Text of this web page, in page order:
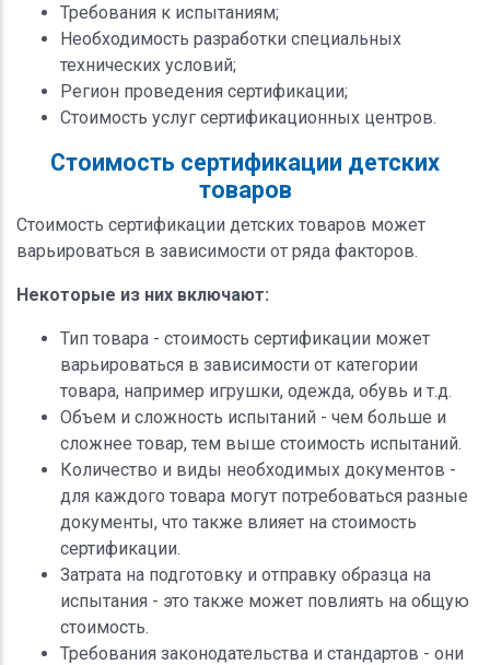
Требования к испытаниям;
Необходимость разработки специальных
технических условий;
Регион проведения сертификации;
Стоимость услуг сертификационных центров.
Стоимость сертификации детских
товаров
Стоимость сертификации детских товаров может
варьироваться в зависимости от ряда факторов.
Некоторые из них включают:
Тип товара - стоимость сертификации может
варьироваться в зависимости от категории
товара, например игрушки, одежда, обувь и т.д.
Объем и сложность испытаний - чем больше и
сложнее товар, тем выше стоимость испытаний.
Количество и виды необходимых документов -
для каждого товара могут потребоваться разные
документы, что также влияет на стоимость
сертификации.
Затрата на подготовку и отправку образца на
испытания - это также может повлиять на общую
стоимость.
Требования законодательства и стандартов - они